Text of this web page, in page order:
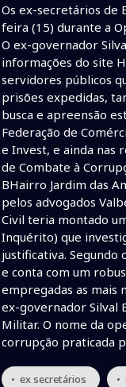
Os ex-secretários de
feira (15) durante a
O ex-governador
informações do site
servidores públicos
prisões expedidas,
busca e apreensão
Federação de
e Invest, e ainda nas
de Combate à
BHairro Jardim das
pelos advogados
Civil teria montado
Inquérito) que
justificativa.
e conta com um
empregadas as mais
ex-governador Silval
Militar. O nome da
corrupção praticada
• ex secretários •